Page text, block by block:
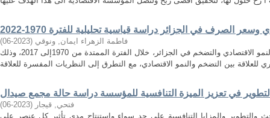
الصرف في الجزائر دراسة قياسية تحليلية للفترة 1970-2022
فاطمة الزهراء ايمان, ونوقي (
2023-06
)
تهدف هذه الدراسة الى إيجاد العلاقة بين النمو الاقتصادي والتضخم في الجزائر، خلال الفترة الممتدة من 1970إلى 2017، وذلك
في تعزيز الميزة التنافسية للمؤسسة دراسة حالة مجمع صيدال
فتحي, قيجار (
2023-06
)
والتطوير والمزايا التنافسية على حد سواء وإستنتاج مدى تأثير كل عنصر على